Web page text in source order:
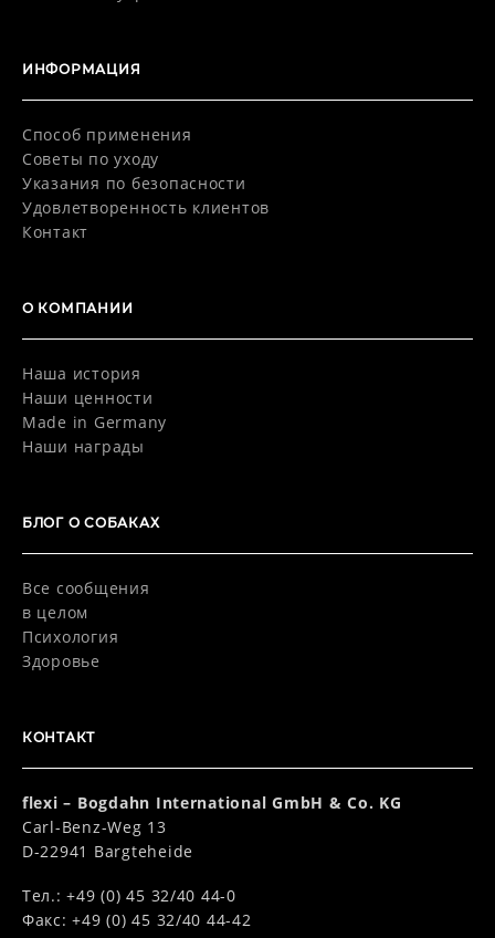
ИНФОРМАЦИЯ
Способ применения
Советы по уходу
Указания по безопасности
Удовлетворенность клиентов
Контакт
О КОМПАНИИ
Наша история
Наши ценности
Made in Germany
Наши награды
БЛОГ O СОБАКАХ
Все сообщения
в целом
Психология
Здоровье
КОНТАКТ
flexi – Bogdahn International GmbH & Co. KG
Carl-Benz-Weg 13
D-22941 Bargteheide
Тел.: +49 (0) 45 32/40 44-0
Факс: +49 (0) 45 32/40 44-42